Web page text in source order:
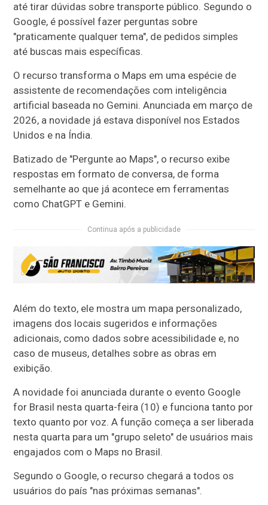
até tirar dúvidas sobre transporte público. Segundo o
Google, é possível fazer perguntas sobre
"praticamente qualquer tema", de pedidos simples
até buscas mais específicas.
O recurso transforma o Maps em uma espécie de
assistente de recomendações com inteligência
artificial baseada no Gemini. Anunciada em março de
2026, a novidade já estava disponível nos Estados
Unidos e na Índia.
Batizado de "Pergunte ao Maps", o recurso exibe
respostas em formato de conversa, de forma
semelhante ao que já acontece em ferramentas
como ChatGPT e Gemini.
Continua após a publicidade
Além do texto, ele mostra um mapa personalizado,
imagens dos locais sugeridos e informações
adicionais, como dados sobre acessibilidade e, no
caso de museus, detalhes sobre as obras em
exibição.
A novidade foi anunciada durante o evento Google
for Brasil nesta quarta-feira (10) e funciona tanto por
texto quanto por voz. A função começa a ser liberada
nesta quarta para um "grupo seleto" de usuários mais
engajados com o Maps no Brasil.
Segundo o Google, o recurso chegará a todos os
usuários do país "nas próximas semanas".